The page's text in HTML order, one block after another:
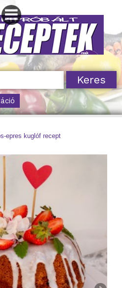
epres kuglóf recept